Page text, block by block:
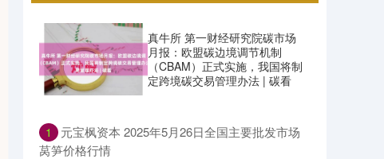
真牛所 第一财经研究院碳市场
月报：欧盟碳边境调节机制
（CBAM）正式实施，我国将制
定跨境碳交易管理办法 | 碳看
1
​元宝枫资本 2025年5月26日全国主要批发市场
莴笋价格行情